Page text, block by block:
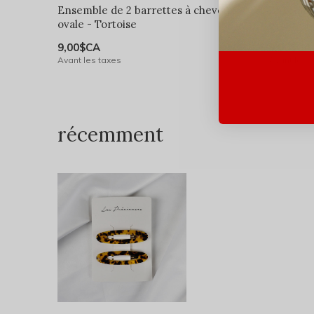
Ensemble de 2 barrettes à cheveux
ovale - Tortoise
9,00$CA
Avant les taxes
ovale -
récemment